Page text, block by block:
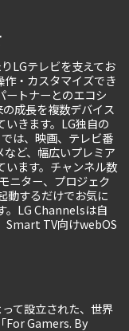
LGテレビを支えてお
作・カスタマイズでき
ートナーとのエコシ
成長を複数デバイス
いきます。LG独自の
は、映画、テレビ番
ど、幅広いプレミア
います。チャンネル数
ニター、プロジェク
動するだけでお気に
。LG Channelsは自
Smart TV向けwebOS
て設立された、世界
For Gamers. By